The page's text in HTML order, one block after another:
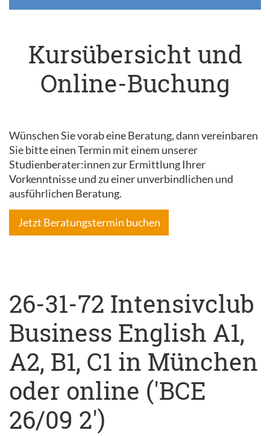
Kursübersicht und
Online-Buchung
Wünschen Sie vorab eine Beratung, dann vereinbaren
Sie bitte einen Termin mit einem unserer
Studienberater:innen zur Ermittlung Ihrer
Vorkenntnisse und zu einer unverbindlichen und
ausführlichen Beratung.
Jetzt Beratungstermin buchen
26-31-72 Intensivclub
Business English A1,
A2, B1, C1 in München
oder online ('BCE
26/09 2')